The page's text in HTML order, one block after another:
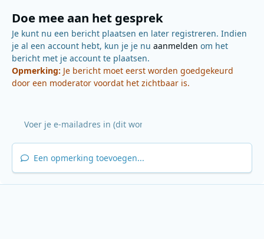
Doe mee aan het gesprek
Je kunt nu een bericht plaatsen en later registreren. Indien
je al een account hebt, kun je je nu aanmelden om het
bericht met je account te plaatsen.
Opmerking: Je bericht moet eerst worden goedgekeurd
door een moderator voordat het zichtbaar is.
Een opmerking toevoegen...